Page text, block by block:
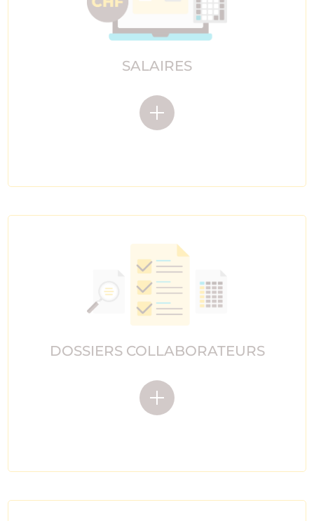
SALAIRES
DOSSIERS COLLABORATEURS